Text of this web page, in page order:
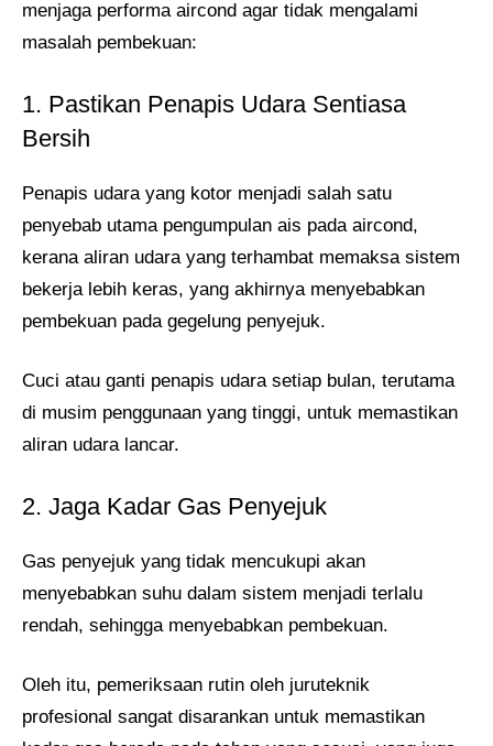
menjaga performa aircond agar tidak mengalami
masalah pembekuan:
1. Pastikan Penapis Udara Sentiasa
Bersih
Penapis udara yang kotor menjadi salah satu
penyebab utama pengumpulan ais pada aircond,
kerana aliran udara yang terhambat memaksa sistem
bekerja lebih keras, yang akhirnya menyebabkan
pembekuan pada gegelung penyejuk.
Cuci atau ganti penapis udara setiap bulan, terutama
di musim penggunaan yang tinggi, untuk memastikan
aliran udara lancar.
2. Jaga Kadar Gas Penyejuk
Gas penyejuk yang tidak mencukupi akan
menyebabkan suhu dalam sistem menjadi terlalu
rendah, sehingga menyebabkan pembekuan.
Oleh itu, pemeriksaan rutin oleh juruteknik
profesional sangat disarankan untuk memastikan